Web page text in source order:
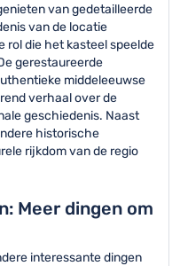
van gedetailleerde
van de locatie
rol die het kasteel speelde
gerestaureerde
middeleeuwse
verhaal over de
geschiedenis. Naast
historische
rijkdom van de regio
Meer dingen om
interessante dingen